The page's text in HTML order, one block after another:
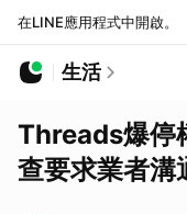
在LINE應用程式中開啟。
生活
Threads爆停
查要求業者溝